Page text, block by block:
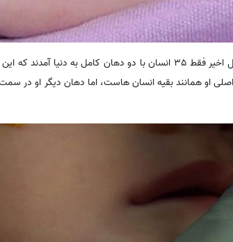
این بیماری بسیار نادر است و در 120 سال اخیر فقط 35 انسان با دو
او همانند بقیه انسان هاست، اما دهان دیگر او در